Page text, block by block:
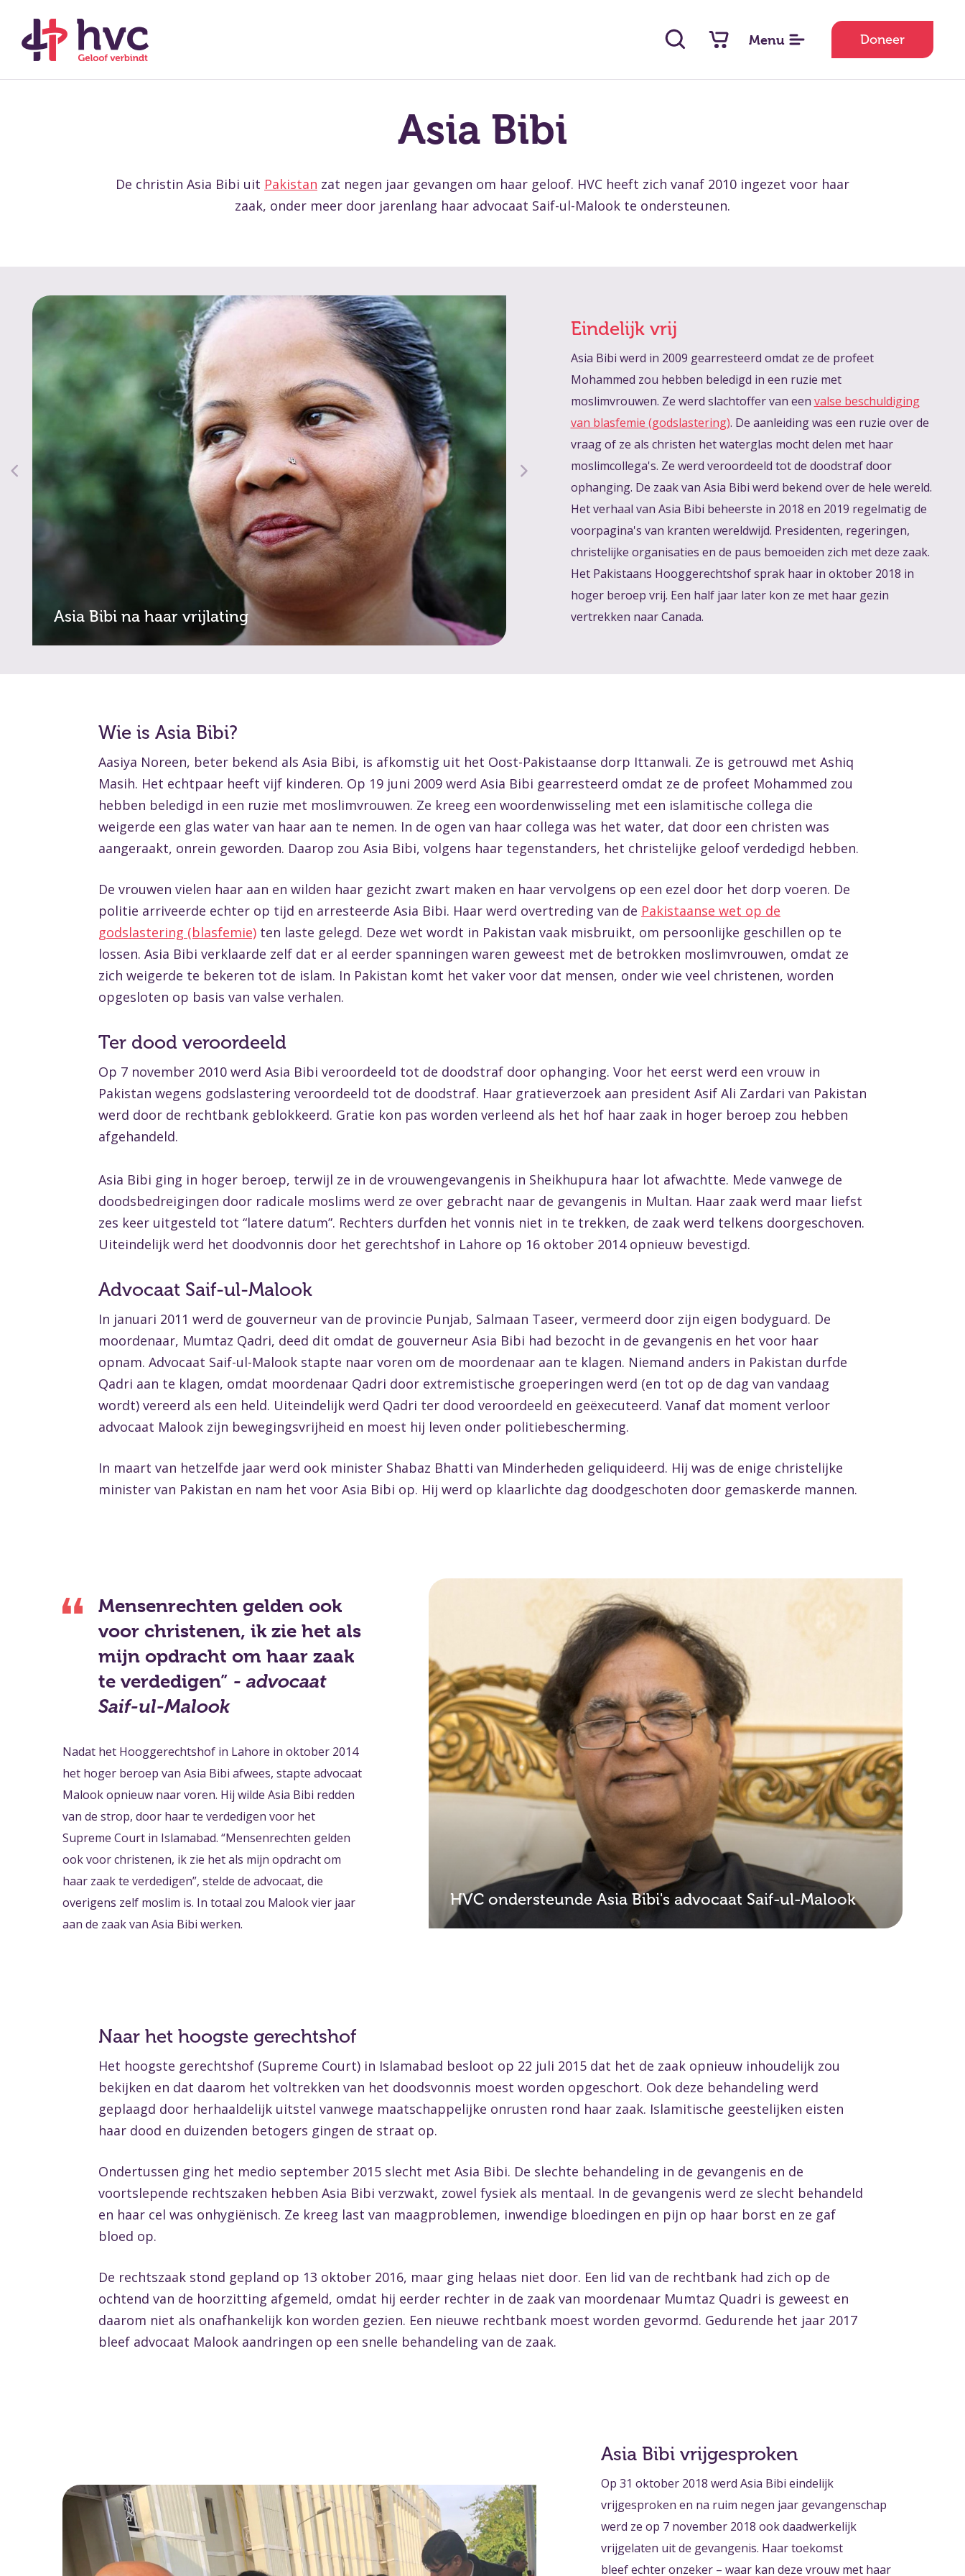
Menu Doneer
Asia Bibi
De christin Asia Bibi uit Pakistan zat negen jaar gevangen om haar geloof. HVC heeft zich vanaf 2010 ingezet voor haar
zaak, onder meer door jarenlang haar advocaat Saif-ul-Malook te ondersteunen.
Asia Bibi na haar vrijlating Asia Bibi voor haar arrestatie
Eindelijk vrij
Asia Bibi werd in 2009 gearresteerd omdat ze de profeet
Mohammed zou hebben beledigd in een ruzie met
moslimvrouwen. Ze werd slachtoffer van een valse beschuldiging
van blasfemie (godslastering). De aanleiding was een ruzie over de
vraag of ze als christen het waterglas mocht delen met haar
moslimcollega's. Ze werd veroordeeld tot de doodstraf door
ophanging. De zaak van Asia Bibi werd bekend over de hele wereld.
Het verhaal van Asia Bibi beheerste in 2018 en 2019 regelmatig de
voorpagina's van kranten wereldwijd. Presidenten, regeringen,
christelijke organisaties en de paus bemoeiden zich met deze zaak.
Het Pakistaans Hooggerechtshof sprak haar in oktober 2018 in
hoger beroep vrij. Een half jaar later kon ze met haar gezin
vertrekken naar Canada.
Wie is Asia Bibi?
Aasiya Noreen, beter bekend als Asia Bibi, is afkomstig uit het Oost-Pakistaanse dorp Ittanwali. Ze is getrouwd met Ashiq
Masih. Het echtpaar heeft vijf kinderen. Op 19 juni 2009 werd Asia Bibi gearresteerd omdat ze de profeet Mohammed zou
hebben beledigd in een ruzie met moslimvrouwen. Ze kreeg een woordenwisseling met een islamitische collega die
weigerde een glas water van haar aan te nemen. In de ogen van haar collega was het water, dat door een christen was
aangeraakt, onrein geworden. Daarop zou Asia Bibi, volgens haar tegenstanders, het christelijke geloof verdedigd hebben.
De vrouwen vielen haar aan en wilden haar gezicht zwart maken en haar vervolgens op een ezel door het dorp voeren. De
politie arriveerde echter op tijd en arresteerde Asia Bibi. Haar werd overtreding van de Pakistaanse wet op de
godslastering (blasfemie) ten laste gelegd. Deze wet wordt in Pakistan vaak misbruikt, om persoonlijke geschillen op te
lossen. Asia Bibi verklaarde zelf dat er al eerder spanningen waren geweest met de betrokken moslimvrouwen, omdat ze
zich weigerde te bekeren tot de islam. In Pakistan komt het vaker voor dat mensen, onder wie veel christenen, worden
opgesloten op basis van valse verhalen.
Ter dood veroordeeld
Op 7 november 2010 werd Asia Bibi veroordeeld tot de doodstraf door ophanging. Voor het eerst werd een vrouw in
Pakistan wegens godslastering veroordeeld tot de doodstraf. Haar gratieverzoek aan president Asif Ali Zardari van Pakistan
werd door de rechtbank geblokkeerd. Gratie kon pas worden verleend als het hof haar zaak in hoger beroep zou hebben
afgehandeld.
Asia Bibi ging in hoger beroep, terwijl ze in de vrouwengevangenis in Sheikhupura haar lot afwachtte. Mede vanwege de
doodsbedreigingen door radicale moslims werd ze over gebracht naar de gevangenis in Multan. Haar zaak werd maar liefst
zes keer uitgesteld tot “latere datum”. Rechters durfden het vonnis niet in te trekken, de zaak werd telkens doorgeschoven.
Uiteindelijk werd het doodvonnis door het gerechtshof in Lahore op 16 oktober 2014 opnieuw bevestigd.
Advocaat Saif-ul-Malook
In januari 2011 werd de gouverneur van de provincie Punjab, Salmaan Taseer, vermeerd door zijn eigen bodyguard. De
moordenaar, Mumtaz Qadri, deed dit omdat de gouverneur Asia Bibi had bezocht in de gevangenis en het voor haar
opnam. Advocaat Saif-ul-Malook stapte naar voren om de moordenaar aan te klagen. Niemand anders in Pakistan durfde
Qadri aan te klagen, omdat moordenaar Qadri door extremistische groeperingen werd (en tot op de dag van vandaag
wordt) vereerd als een held. Uiteindelijk werd Qadri ter dood veroordeeld en geëxecuteerd. Vanaf dat moment verloor
advocaat Malook zijn bewegingsvrijheid en moest hij leven onder politiebescherming.
In maart van hetzelfde jaar werd ook minister Shabaz Bhatti van Minderheden geliquideerd. Hij was de enige christelijke
minister van Pakistan en nam het voor Asia Bibi op. Hij werd op klaarlichte dag doodgeschoten door gemaskerde mannen.
HVC ondersteunde Asia Bibi's advocaat Saif-ul-Malook
Mensenrechten gelden ook
voor christenen, ik zie het als
mijn opdracht om haar zaak
te verdedigen” - advocaat
Saif-ul-Malook
Nadat het Hooggerechtshof in Lahore in oktober 2014
het hoger beroep van Asia Bibi afwees, stapte advocaat
Malook opnieuw naar voren. Hij wilde Asia Bibi redden
van de strop, door haar te verdedigen voor het
Supreme Court in Islamabad. “Mensenrechten gelden
ook voor christenen, ik zie het als mijn opdracht om
haar zaak te verdedigen”, stelde de advocaat, die
overigens zelf moslim is. In totaal zou Malook vier jaar
aan de zaak van Asia Bibi werken.
Naar het hoogste gerechtshof
Het hoogste gerechtshof (Supreme Court) in Islamabad besloot op 22 juli 2015 dat het de zaak opnieuw inhoudelijk zou
bekijken en dat daarom het voltrekken van het doodsvonnis moest worden opgeschort. Ook deze behandeling werd
geplaagd door herhaaldelijk uitstel vanwege maatschappelijke onrusten rond haar zaak. Islamitische geestelijken eisten
haar dood en duizenden betogers gingen de straat op.
Ondertussen ging het medio september 2015 slecht met Asia Bibi. De slechte behandeling in de gevangenis en de
voortslepende rechtszaken hebben Asia Bibi verzwakt, zowel fysiek als mentaal. In de gevangenis werd ze slecht behandeld
en haar cel was onhygiënisch. Ze kreeg last van maagproblemen, inwendige bloedingen en pijn op haar borst en ze gaf
bloed op.
De rechtszaak stond gepland op 13 oktober 2016, maar ging helaas niet door. Een lid van de rechtbank had zich op de
ochtend van de hoorzitting afgemeld, omdat hij eerder rechter in de zaak van moordenaar Mumtaz Quadri is geweest en
daarom niet als onafhankelijk kon worden gezien. Een nieuwe rechtbank moest worden gevormd. Gedurende het jaar 2017
bleef advocaat Malook aandringen op een snelle behandeling van de zaak.
Asia Bibi vrijgesproken
Op 31 oktober 2018 werd Asia Bibi eindelijk
vrijgesproken en na ruim negen jaar gevangenschap
werd ze op 7 november 2018 ook daadwerkelijk
vrijgelaten uit de gevangenis. Haar toekomst
bleef echter onzeker – waar kan deze vrouw met haar